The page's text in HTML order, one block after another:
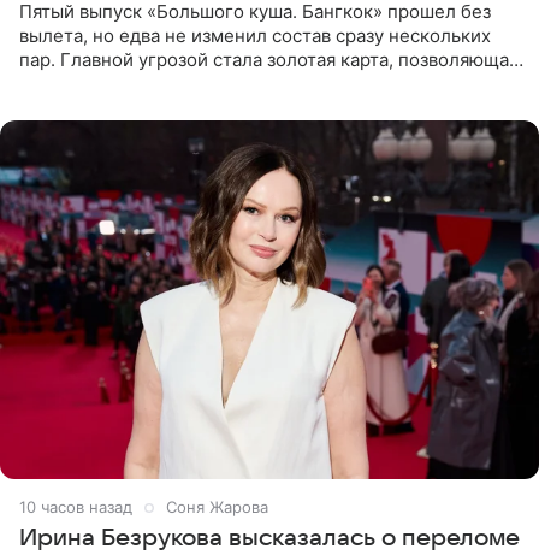
Пятый выпуск «Большого куша. Бангкок» прошел без
вылета, но едва не изменил состав сразу нескольких
пар. Главной угрозой стала золотая карта, позволяющая
10 часов назад Соня Жарова
Ирина Безрукова высказалась о переломе